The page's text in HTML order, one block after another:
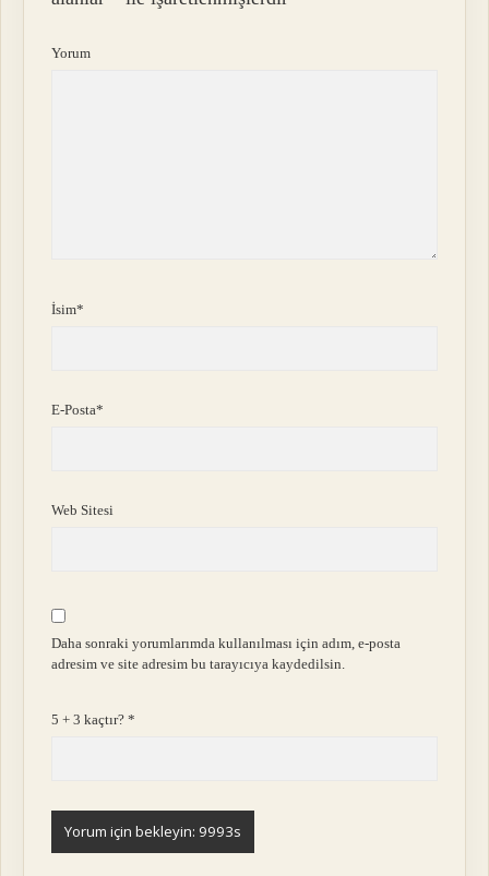
Yorum
İsim*
E-Posta*
Web Sitesi
Daha sonraki yorumlarımda kullanılması için adım, e-posta
adresim ve site adresim bu tarayıcıya kaydedilsin.
5 + 3 kaçtır?*